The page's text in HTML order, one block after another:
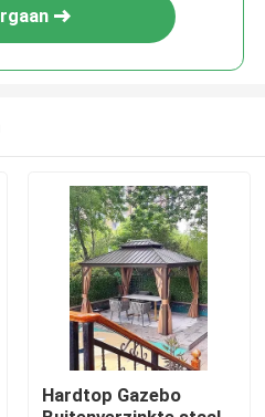
Hardtop Gazebo